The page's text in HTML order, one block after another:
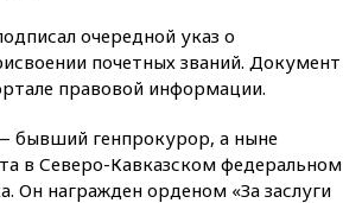
очередной указ о
почетных званий. Документ
правовой информации.
бывший генпрокурор, а ныне
в Северо-Кавказском федеральном
Он награжден орденом «За заслуги